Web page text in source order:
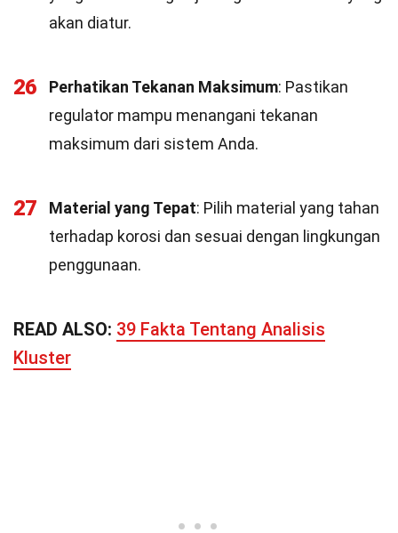
akan diatur.
26 Perhatikan Tekanan Maksimum: Pastikan
regulator mampu menangani tekanan
maksimum dari sistem Anda.
27 Material yang Tepat: Pilih material yang tahan
terhadap korosi dan sesuai dengan lingkungan
penggunaan.
READ ALSO: 39 Fakta Tentang Analisis
Kluster